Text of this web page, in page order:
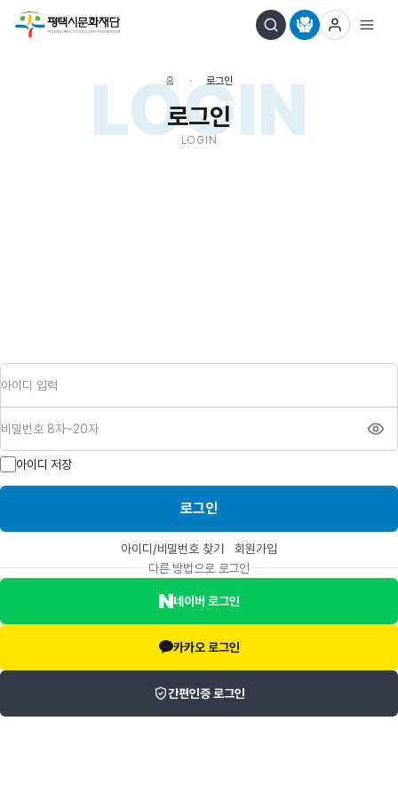
LOGIN
홈 로그인
로그인
LOGIN
아이디 저장
로그인
아이디/비밀번호 찾기
회원가입
다른 방법으로 로그인
네이버 로그인
카카오 로그인
간편인증 로그인